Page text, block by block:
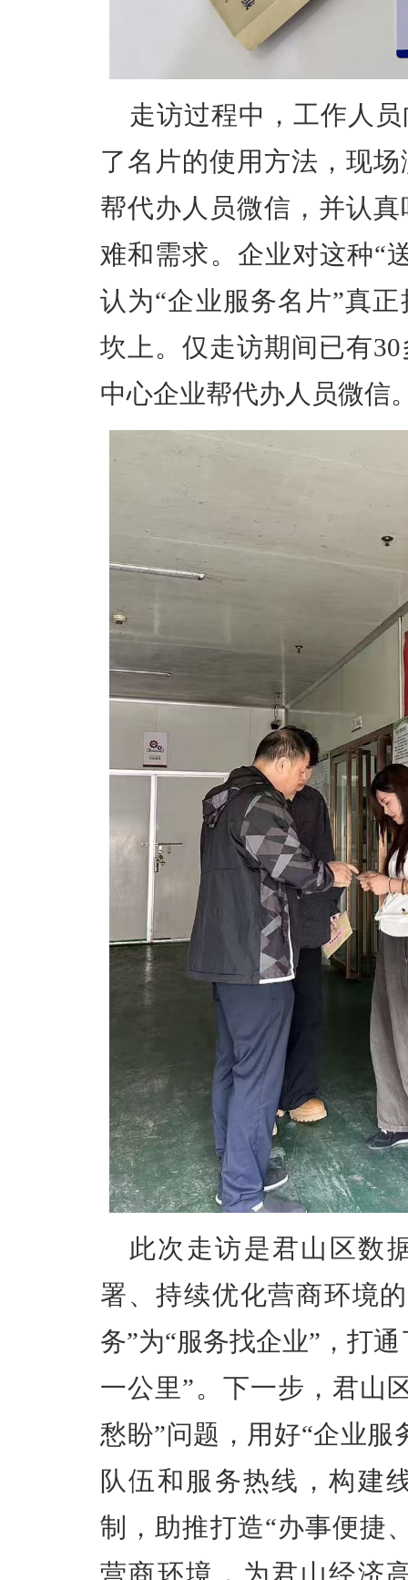
走访过程中，工作人
了名片的使用方法，现
帮代办人员微信，并认
难和需求。企业对这种“
认为“企业服务名片”真
坎上。 仅走访期间已有
中心企业帮代办人员微信
此次走访是君山区数
署、持续优化营商环境
务”为“服务找企业”，打
一公里”。下一步，君山
愁盼”问题 ，用好“企业服
队伍和服务热线，构建
制， 助推打造“办事便捷
营商环境，为君山经济